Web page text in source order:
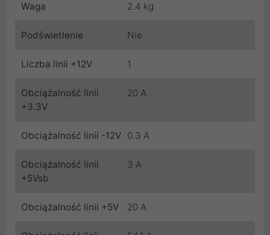
Waga 2.4 kg
Podświetlenie Nie
Liczba linii +12V 1
Obciążalność linii
+3.3V
20 A
Obciążalność linii -12V 0.3 A
Obciążalność linii
+5Vsb
3 A
Obciążalność linii +5V 20 A